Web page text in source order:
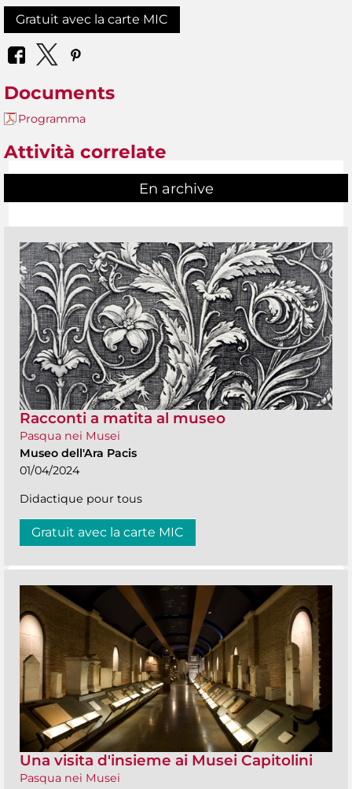
Gratuit avec la carte MIC
Documents
Programma
Attività correlate
En archive
Racconti a matita al museo
Pasqua nei Musei
Museo dell'Ara Pacis
01/04/2024
Didactique pour tous
Gratuit avec la carte MIC
Una visita d'insieme ai Musei Capitolini
Pasqua nei Musei